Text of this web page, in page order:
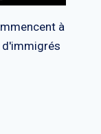
à
d'immigrés